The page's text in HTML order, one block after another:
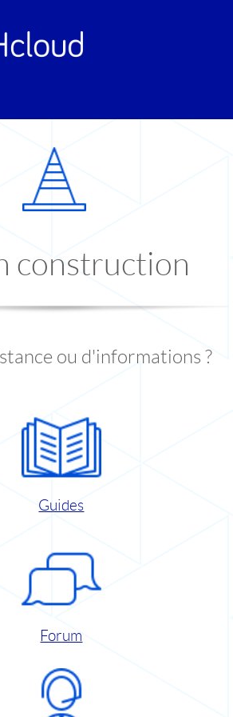
construction
ou d'informations ?
Guides
Forum